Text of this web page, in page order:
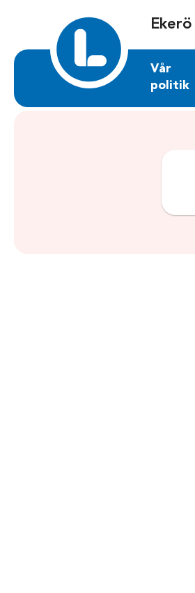
Ekerö
Vår
politik